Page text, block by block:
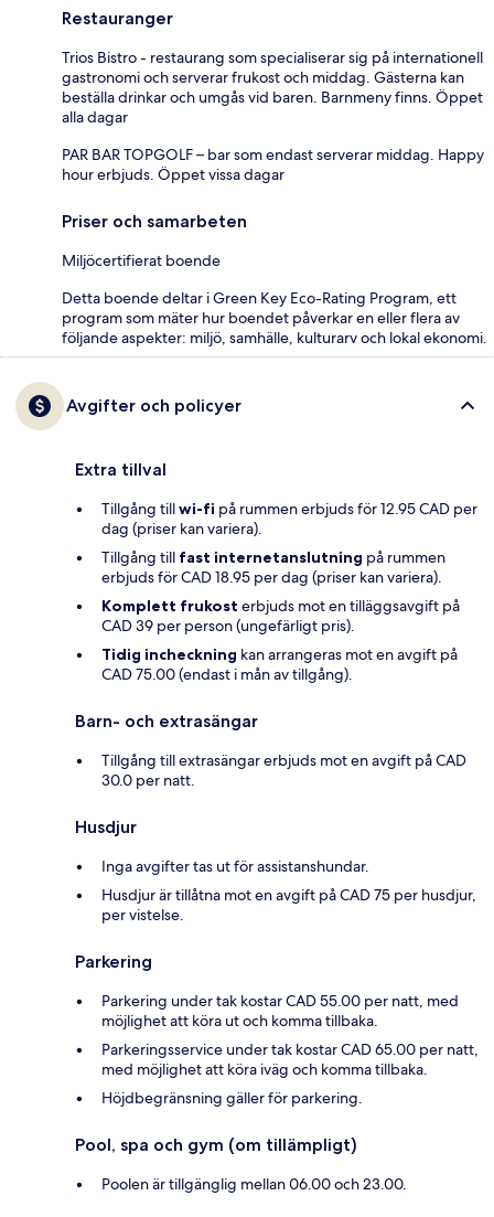
Restauranger
Trios Bistro - restaurang som specialiserar sig på internationell
gastronomi och serverar frukost och middag. Gästerna kan
beställa drinkar och umgås vid baren. Barnmeny finns. Öppet
alla dagar
PAR BAR TOPGOLF – bar som endast serverar middag. Happy
hour erbjuds. Öppet vissa dagar
Priser och samarbeten
Miljöcertifierat boende
Detta boende deltar i Green Key Eco-Rating Program, ett
program som mäter hur boendet påverkar en eller flera av
följande aspekter: miljö, samhälle, kulturarv och lokal ekonomi.
Avgifter och policyer
Extra tillval
Tillgång tillwi-fi på rummen erbjuds för 12.95 CAD per
dag (priser kan variera).
Tillgång till fast internetanslutning på rummen
erbjuds för CAD 18.95 per dag (priser kan variera).
Komplett frukost erbjuds mot en tilläggsavgift på
CAD 39 per person (ungefärligt pris).
Tidig incheckning kan arrangeras mot en avgift på
CAD 75.00 (endast i mån av tillgång).
Barn- och extrasängar
Tillgång till extrasängar erbjuds mot en avgift på CAD
30.0 per natt.
Husdjur
Inga avgifter tas ut för assistanshundar.
Husdjur är tillåtna mot en avgift på CAD 75 per husdjur,
per vistelse.
Parkering
Parkering under tak kostar CAD 55.00 per natt, med
möjlighet att köra ut och komma tillbaka.
Parkeringsservice under tak kostar CAD 65.00 per natt,
med möjlighet att köra iväg och komma tillbaka.
Höjdbegränsning gäller för parkering.
Pool, spa och gym (om tillämpligt)
Poolen är tillgänglig mellan 06.00 och 23.00.